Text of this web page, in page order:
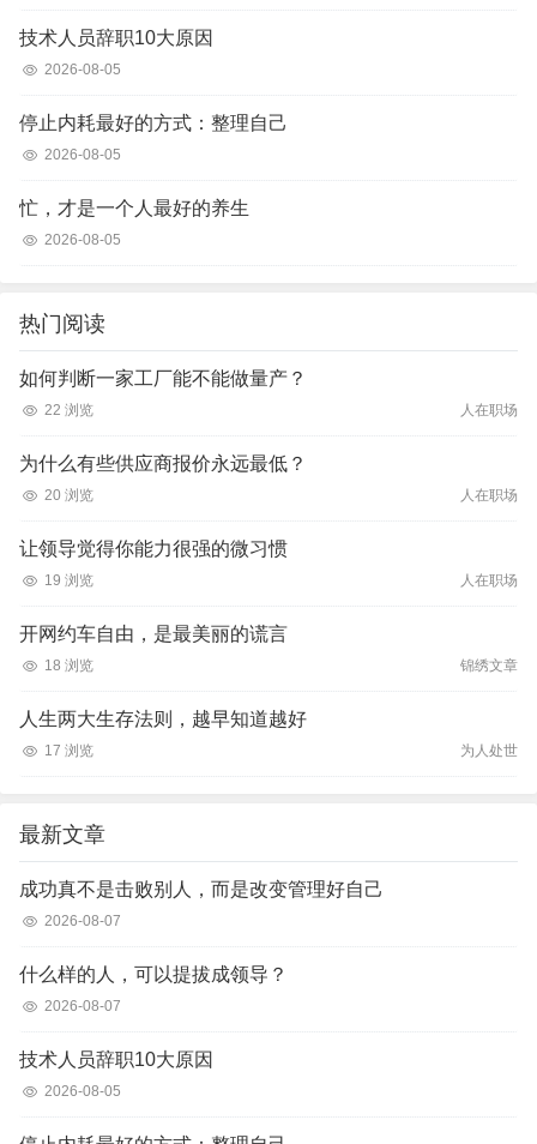
技术人员辞职10大原因
2026-08-05
停止内耗最好的方式：整理自己
2026-08-05
忙，才是一个人最好的养生
2026-08-05
热门阅读
如何判断一家工厂能不能做量产？
22 浏览 人在职场
为什么有些供应商报价永远最低？
20 浏览 人在职场
让领导觉得你能力很强的微习惯
19 浏览 人在职场
开网约车自由，是最美丽的谎言
18 浏览 锦绣文章
人生两大生存法则，越早知道越好
17 浏览 为人处世
最新文章
成功真不是击败别人，而是改变管理好自己
2026-08-07
什么样的人，可以提拔成领导？
2026-08-07
技术人员辞职10大原因
2026-08-05